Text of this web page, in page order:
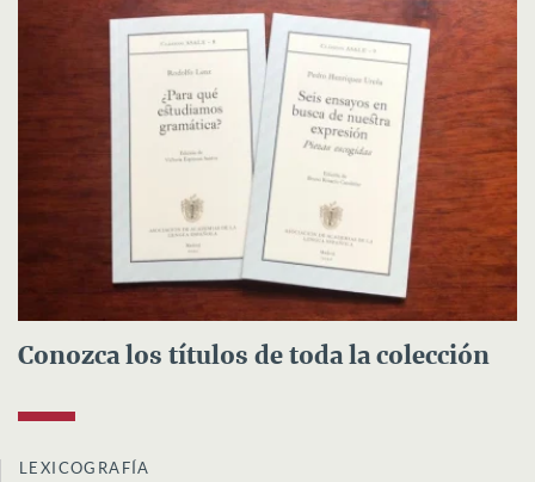
Conozca los títulos de toda la colección
LEXICOGRAFÍA